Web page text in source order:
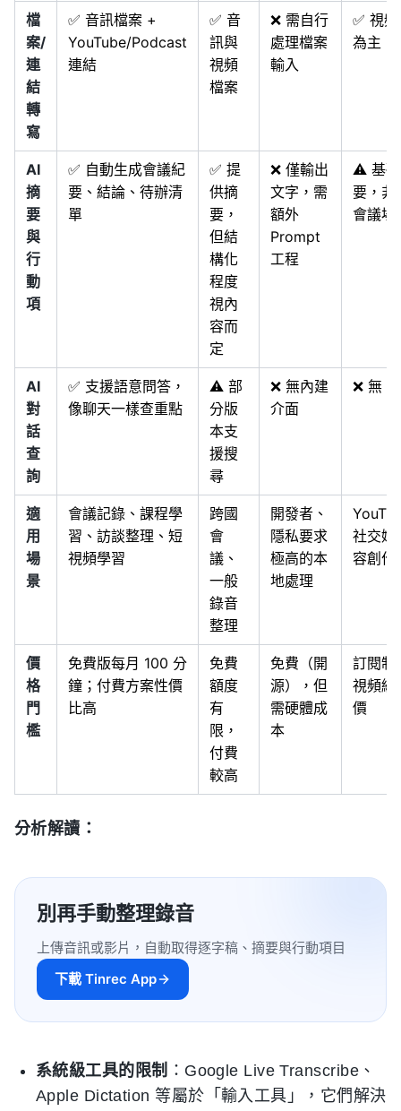
檔
案/
連
結
轉
寫
✅ 音訊檔案 +
YouTube/Podcast
連結
✅ 音
訊與
視頻
檔案
❌ 需自行
處理檔案
輸入
✅ 視
為主
AI
摘
要
與
行
動
項
✅ 自動生成會議紀
要、結論、待辦清
單
✅ 提
供摘
要，
但結
構化
程度
視內
容而
定
❌ 僅輸出
文字，需
額外
Prompt
工程
⚠️ 基
要，非
會議場
AI
對
話
查
詢
✅ 支援語意問答，
像聊天一樣查重點
⚠️ 部
分版
本支
援搜
尋
❌ 無內建
介面
❌ 無
適
用
場
景
會議記錄、課程學
習、訪談整理、短
視頻學習
跨國
會
議、
一般
錄音
整理
開發者、
隱私要求
極高的本
地處理
社交媒
容創作
價
格
門
檻
免費版每月 100 分
鐘；付費方案性價
比高
免費
額度
有
限，
付費
較高
免費（開
源），但
需硬體成
本
訂閱制
視頻編
價
分析解讀：
別再手動整理錄音
上傳音訊或影片，自動取得逐字稿、摘要與行動項目
下載 Tinrec App
系統級工具的限制 ：Google Live Transcribe、
Apple Dictation 等屬於「輸入工具」，它們解決